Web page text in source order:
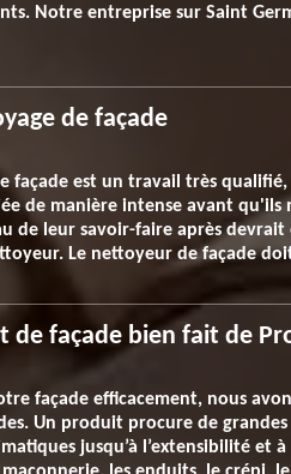
Notre entreprise sur Saint
de façade
façade est un travail très
de manière intense avant
de leur savoir-faire après
Le nettoyeur de façade
de façade bien fait de
façade efficacement, nous
Un produit procure de
jusqu’à l’extensibilité et